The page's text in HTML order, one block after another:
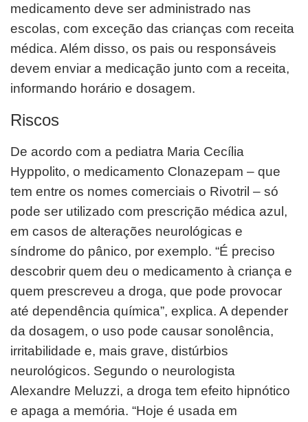
medicamento deve ser administrado nas
escolas, com exceção das crianças com receita
médica. Além disso, os pais ou responsáveis
devem enviar a medicação junto com a receita,
informando horário e dosagem.
Riscos
De acordo com a pediatra Maria Cecília
Hyppolito, o medicamento Clonazepam – que
tem entre os nomes comerciais o Rivotril – só
pode ser utilizado com prescrição médica azul,
em casos de alterações neurológicas e
síndrome do pânico, por exemplo. “É preciso
descobrir quem deu o medicamento à criança e
quem prescreveu a droga, que pode provocar
até dependência química”, explica. A depender
da dosagem, o uso pode causar sonolência,
irritabilidade e, mais grave, distúrbios
neurológicos. Segundo o neurologista
Alexandre Meluzzi, a droga tem efeito hipnótico
e apaga a memória. “Hoje é usada em